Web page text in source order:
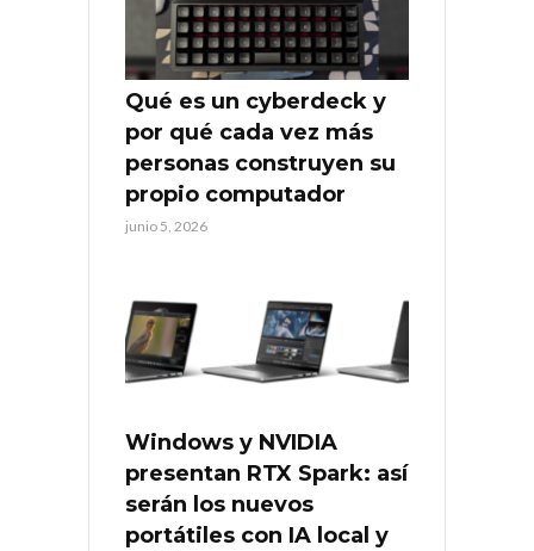
Qué es un cyberdeck y
por qué cada vez más
personas construyen su
propio computador
junio 5, 2026
Windows y NVIDIA
presentan RTX Spark: así
serán los nuevos
portátiles con IA local y